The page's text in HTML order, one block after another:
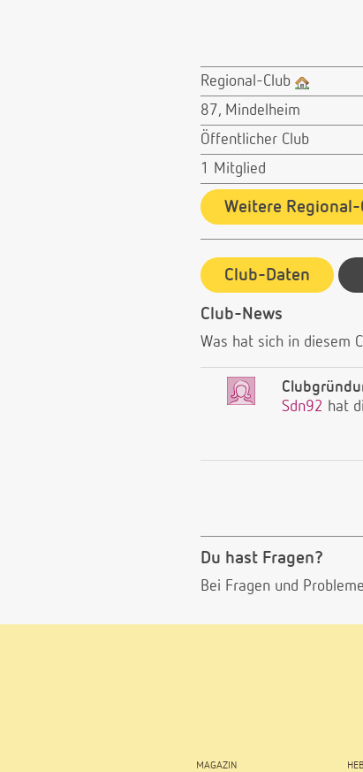
Regional-Club
87, Mindelheim
Öffentlicher Club
1 Mitglied
Weitere
Club-Daten
Club-News
Was hat sich in diesem
Sdn92 hat
Du hast Fragen?
Bei Fragen und
MAGAZIN